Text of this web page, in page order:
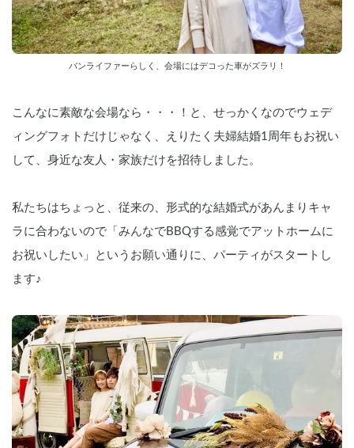
バンライファーらしく、会場にはデコった車がズラリ！
こんなに素敵な会場なら・・・！と、せっかくなのでウェデ
ィングフォトだけじゃなく、えりたく夫婦結婚1周年もお祝い
して、身近な友人・家族だけを招待しました。
私たちはちょっと、従来の、形式的な結婚式があんまりキャ
ラに合わないので「みんなでBBQする感覚でアットホームに
お祝いしたい」というお願い通りに、パーティがスタートし
ます♪